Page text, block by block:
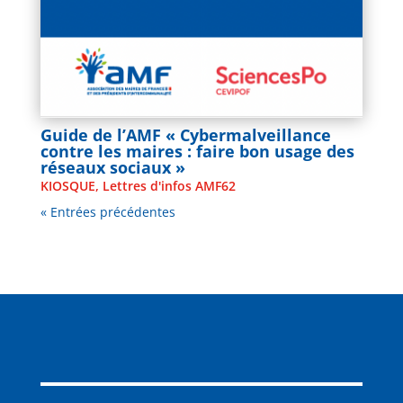
Guide de l’AMF « Cybermalveillance
contre les maires : faire bon usage des
réseaux sociaux »
KIOSQUE, Lettres d'infos AMF62
« Entrées précédentes